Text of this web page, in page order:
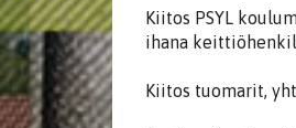
Kiitos PSYL
ihana
Kiitos tuomarit,